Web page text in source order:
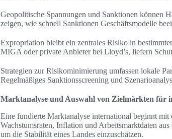
Geopolitische Spannungen und Sanktionen können
zeigen, wie schnell Sanktionen Geschäftsmodelle
Expropriation bleibt ein zentrales Risiko in
MIGA oder private Anbieter bei Lloyd’s, liefern
Strategien zur Risikominimierung umfassen lokale
Regelmäßiges Sanktionsscreening und
Marktanalyse und Auswahl von Zielmärkten für
Eine fundierte Marktanalyse international beginnt
Wachstumsraten, Inflation und Arbeitsmarktdaten
um die Stabilität eines Landes einzuschätzen.